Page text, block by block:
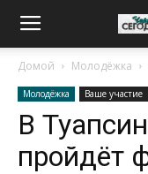
Домой Молодёжка
Молодёжка Ваше участие
В
пройдёт